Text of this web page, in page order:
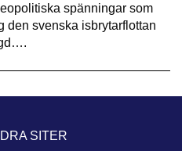
spänningar som
den svenska isbrytarflottan
SITER